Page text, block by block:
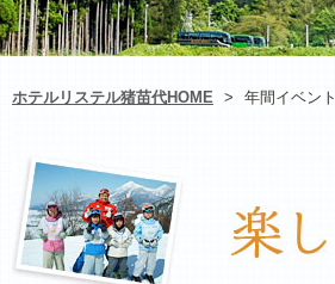
ホテルリステル猪苗代HOME > 年間イベント